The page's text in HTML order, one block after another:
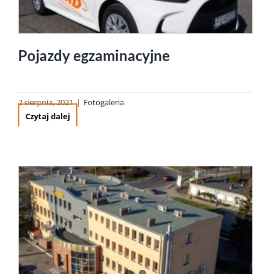
Pojazdy egzaminacyjne
2 sierpnia, 2021 | Fotogaleria
Czytaj dalej